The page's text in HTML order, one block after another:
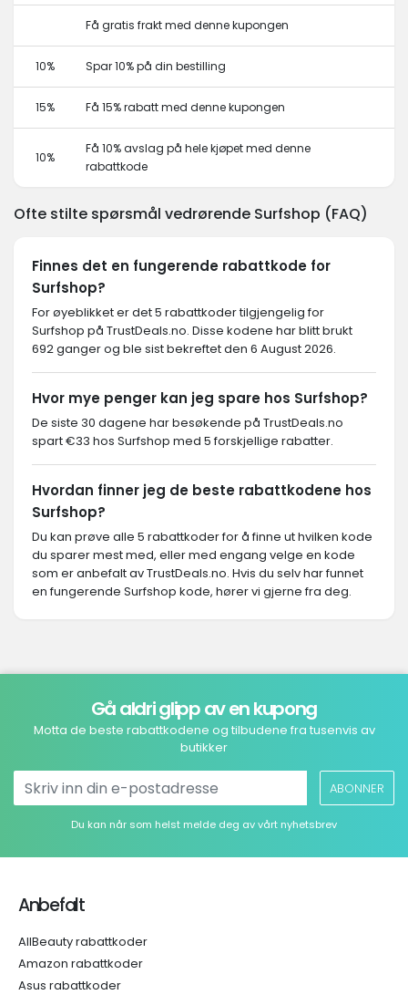
Få gratis frakt med denne kupongen
10% Spar 10% på din bestilling
15% Få 15% rabatt med denne kupongen
10%
Få 10% avslag på hele kjøpet med denne
rabattkode
Ofte stilte spørsmål vedrørende Surfshop (FAQ)
Finnes det en fungerende rabattkode for
Surfshop?
For øyeblikket er det 5 rabattkoder tilgjengelig for
Surfshop på TrustDeals.no. Disse kodene har blitt brukt
692 ganger og ble sist bekreftet den 6 August 2026.
Hvor mye penger kan jeg spare hos Surfshop?
De siste 30 dagene har besøkende på TrustDeals.no
spart €33 hos Surfshop med 5 forskjellige rabatter.
Hvordan finner jeg de beste rabattkodene hos
Surfshop?
Du kan prøve alle 5 rabattkoder for å finne ut hvilken kode
du sparer mest med, eller med engang velge en kode
som er anbefalt av TrustDeals.no. Hvis du selv har funnet
en fungerende Surfshop kode, hører vi gjerne fra deg.
Gå aldri glipp av en kupong
Motta de beste rabattkodene og tilbudene fra tusenvis av
butikker
ABONNER
Du kan når som helst melde deg av vårt nyhetsbrev
Anbefalt
AllBeauty rabattkoder
Amazon rabattkoder
Asus rabattkoder